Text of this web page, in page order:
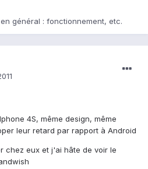
général : fonctionnement, etc.
4S, même design, même
leur retard par rapport à Android
chez eux et j'ai hâte de voir le